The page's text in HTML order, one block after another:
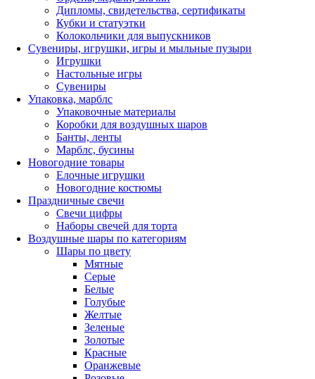
Дипломы, свидетельства, сертификаты
Кубки и статуэтки
Колокольчики для выпускников
Сувениры, игрушки, игры и мыльные пузыри
Игрушки
Настольные игры
Сувениры
Упаковка, марблс
Упаковочные материалы
Коробки для воздушных шаров
Банты, ленты
Марблс, бусины
Новогодние товары
Елочные игрушки
Новогодние костюмы
Праздничные свечи
Свечи цифры
Наборы свечей для торта
Воздушные шары по категориям
Шары по цвету
Мятные
Серые
Белые
Голубые
Желтые
Зеленые
Золотые
Красные
Оранжевые